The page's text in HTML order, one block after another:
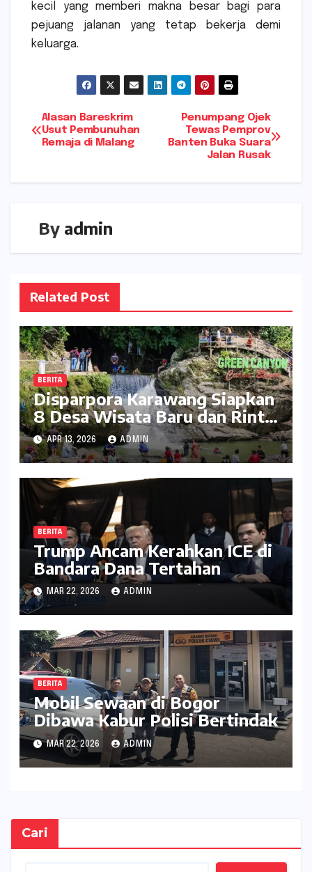
kecil yang memberi makna besar bagi para
pejuang jalanan yang tetap bekerja demi
keluarga.
Navigasi
pos
Penumpang Ojek
Tewas Pemprov
Banten Buka Suara
Jalan Rusak
Alasan Bareskrim
Usut Pembunuhan
Remaja di Malang
By admin
Related Post
BERITA
Disparpora Karawang Siapkan
8 Desa Wisata Baru dan Rintis
Travel Pattern Pariwisata
APR 13, 2026 ADMIN
BERITA
Trump Ancam Kerahkan ICE di
Bandara Dana Tertahan
MAR 22, 2026 ADMIN
BERITA
Mobil Sewaan di Bogor
Dibawa Kabur Polisi Bertindak
MAR 22, 2026 ADMIN
Cari